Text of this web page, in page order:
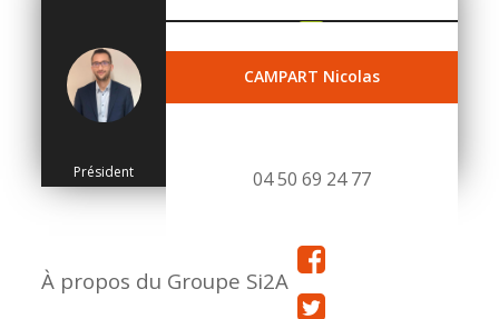
Président
CAMPART Nicolas
04 50 69 24 77
À propos du Groupe Si2A